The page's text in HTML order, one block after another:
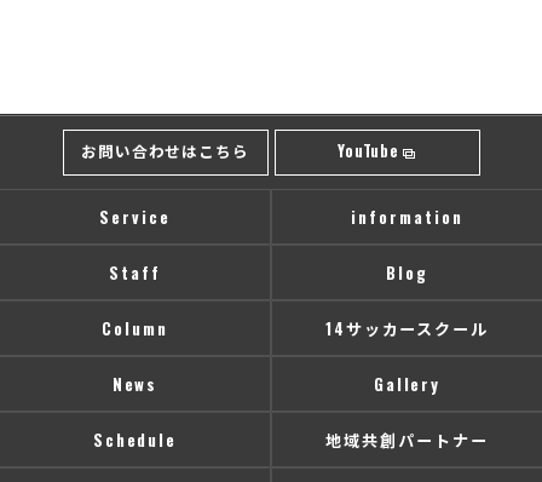
お問い合わせはこちら YouTube
Service information
Staff Blog
Column 14サッカースクール
News Gallery
Schedule 地域共創パートナー